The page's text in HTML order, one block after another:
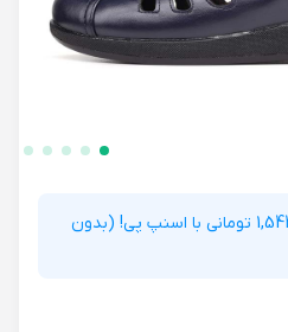
4 قسط ماهانه 1,544,500 تومانی با اسنپ پی! (بدون